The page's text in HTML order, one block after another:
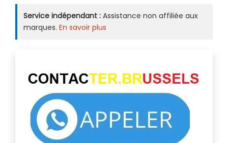
Service indépendant : Assistance non affiliée aux
marques. En savoir plus